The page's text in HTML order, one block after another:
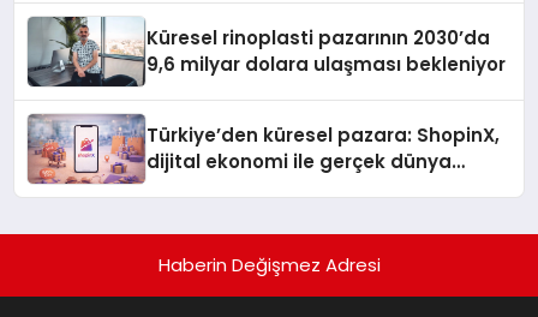
Küresel rinoplasti pazarının 2030’da
9,6 milyar dolara ulaşması bekleniyor
Türkiye’den küresel pazara: ShopinX,
dijital ekonomi ile gerçek dünya
Haberin Değişmez Adresi